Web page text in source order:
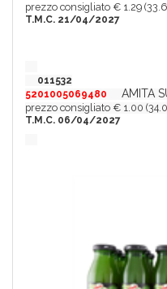
prezzo consigliato € 1.29
T.M.C. 21/04/2027
011532
5201005069480
AMITA
prezzo consigliato € 1.00
T.M.C. 06/04/2027